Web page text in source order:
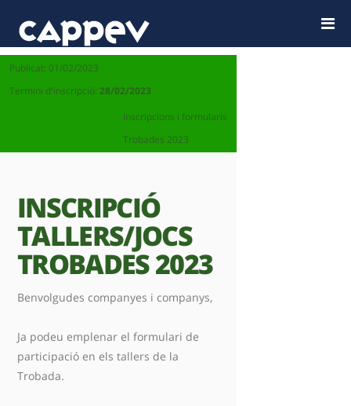
Publicat: 01/02/2023
Termini d'inscripció: 28/02/2023
Inscripcions i formularis
Trobades 2023
INSCRIPCIÓ
TALLERS/JOCS
TROBADES 2023
Benvolgudes companyes i companys,
Ja podeu emplenar el formulari de
participació en els tallers de la
Trobada.